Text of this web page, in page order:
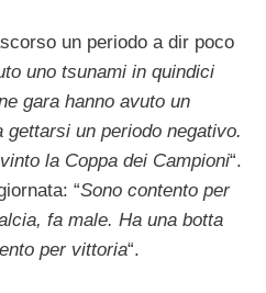
un periodo a dir poco
uno tsunami in quindici
gara hanno avuto un
un periodo negativo.
la Coppa dei Campioni“.
“Sono contento per
fa male. Ha una botta
per vittoria“.